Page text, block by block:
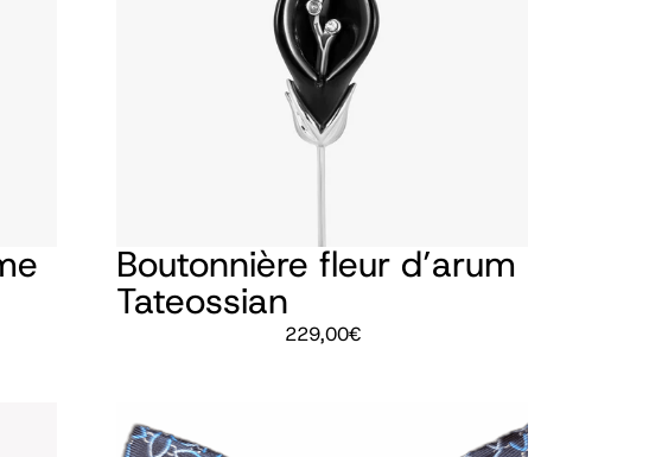
Boutonnière fleur d’arum
Tateossian
229,00€